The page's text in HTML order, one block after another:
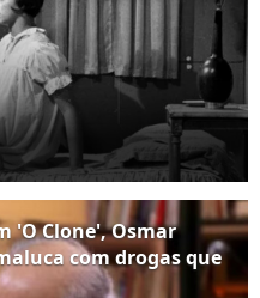
'O Clone', Osmar
com drogas que